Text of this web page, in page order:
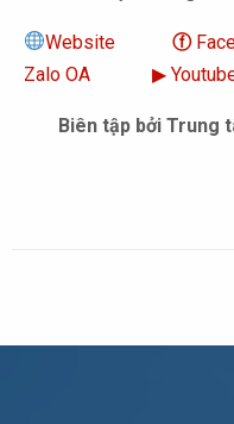
Website ⓕ
Zalo OA
▶︎
Biên tập bởi Trung